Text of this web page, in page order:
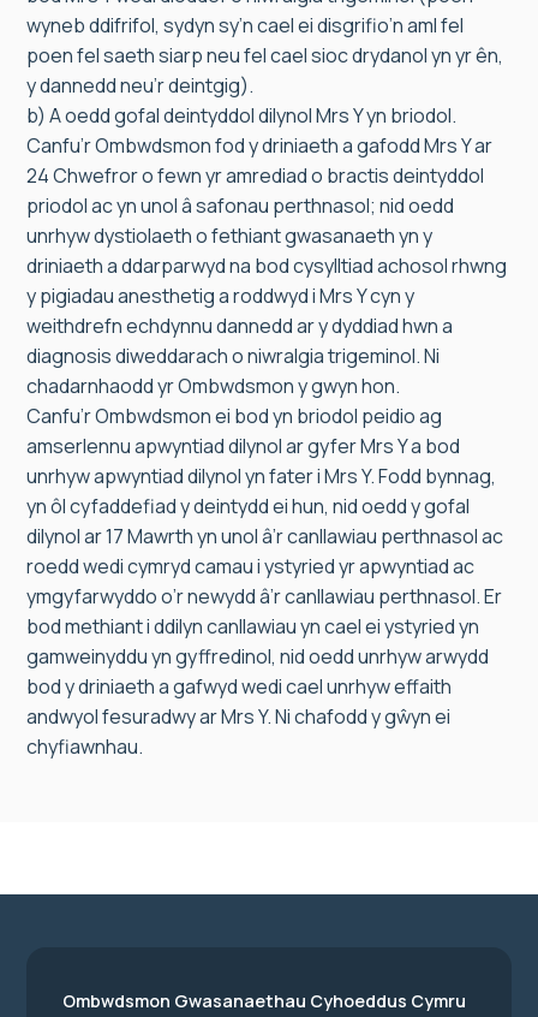
wyneb ddifrifol, sydyn sy’n cael ei disgrifio’n aml fel
poen fel saeth siarp neu fel cael sioc drydanol yn yr ên,
y dannedd neu’r deintgig).
b) A oedd gofal deintyddol dilynol Mrs Y yn briodol.
Canfu’r Ombwdsmon fod y driniaeth a gafodd Mrs Y ar
24 Chwefror o fewn yr amrediad o bractis deintyddol
priodol ac yn unol â safonau perthnasol; nid oedd
unrhyw dystiolaeth o fethiant gwasanaeth yn y
driniaeth a ddarparwyd na bod cysylltiad achosol rhwng
y pigiadau anesthetig a roddwyd i Mrs Y cyn y
weithdrefn echdynnu dannedd ar y dyddiad hwn a
diagnosis diweddarach o niwralgia trigeminol. Ni
chadarnhaodd yr Ombwdsmon y gwyn hon.
Canfu’r Ombwdsmon ei bod yn briodol peidio ag
amserlennu apwyntiad dilynol ar gyfer Mrs Y a bod
unrhyw apwyntiad dilynol yn fater i Mrs Y. Fodd bynnag,
yn ôl cyfaddefiad y deintydd ei hun, nid oedd y gofal
dilynol ar 17 Mawrth yn unol â’r canllawiau perthnasol ac
roedd wedi cymryd camau i ystyried yr apwyntiad ac
ymgyfarwyddo o’r newydd â’r canllawiau perthnasol. Er
bod methiant i ddilyn canllawiau yn cael ei ystyried yn
gamweinyddu yn gyffredinol, nid oedd unrhyw arwydd
bod y driniaeth a gafwyd wedi cael unrhyw effaith
andwyol fesuradwy ar Mrs Y. Ni chafodd y gŵyn ei
chyfiawnhau.
Ombwdsmon Gwasanaethau Cyhoeddus Cymru